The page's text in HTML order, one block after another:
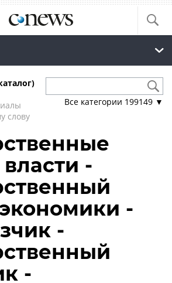
слову
Все категории 199149 ▼
-
-
-
-